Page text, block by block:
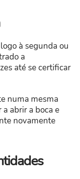
à segunda ou
a
até se certificar
numa mesma
a abrir a boca e
novamente